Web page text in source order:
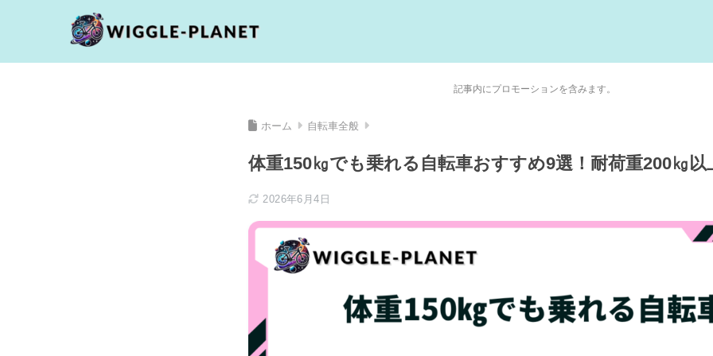
記事内にプロモーションを含みます。
ホーム 自転車全般
体重150㎏でも乗れる自転車おすすめ9選！耐荷重200㎏以
2026年6月4日